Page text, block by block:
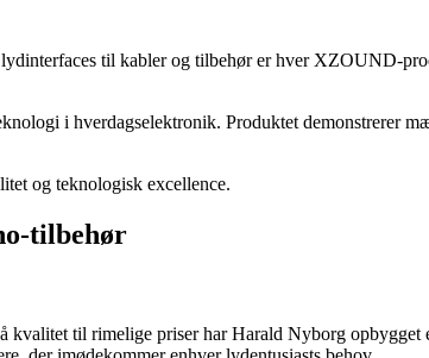
til kabler og tilbehør er hver XZOUND-
i hverdagselektronik. Produktet demonstrerer
og teknologisk excellence.
tilbehør
til rimelige priser har Harald Nyborg opbygget